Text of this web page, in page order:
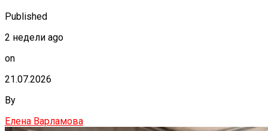
Published
2 недели ago
on
21.07.2026
By
Елена Варламова